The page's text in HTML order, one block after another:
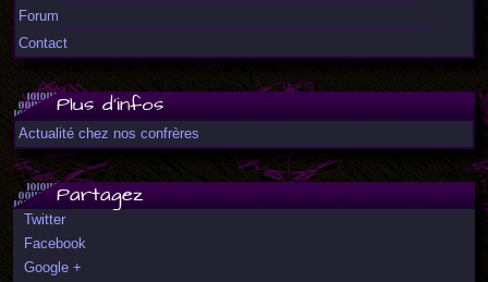
Forum
Contact
Plus d'infos
Actualité chez nos confrères
Partagez
Twitter
Facebook
Google +